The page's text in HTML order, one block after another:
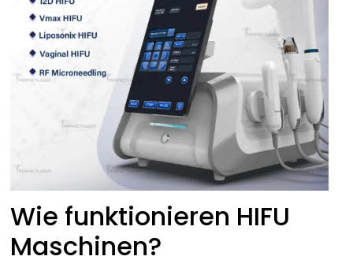
Wie funktionieren HIFU
Maschinen?